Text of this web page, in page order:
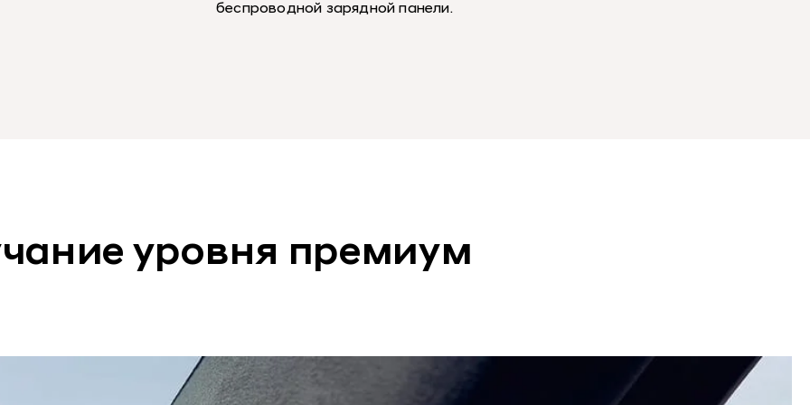
беспроводной зарядной панели.
уровня премиум